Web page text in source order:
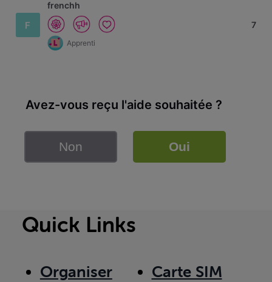
F
frenchh
Apprenti
7
Avez-vous reçu l'aide souhaitée ?
Non Oui
Quick Links
Organiser
Carte SIM